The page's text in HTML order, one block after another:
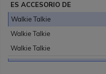
ES ACCESORIO DE
Walkie Talkie
Walkie Talkie
Walkie Talkie